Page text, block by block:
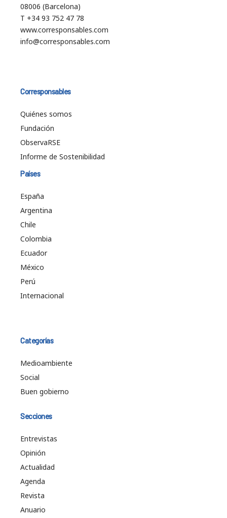
08006 (Barcelona)
T +34 93 752 47 78
www.corresponsables.com
info@corresponsables.com
Corresponsables
Quiénes somos
Fundación
ObservaRSE
Informe de Sostenibilidad
Países
España
Argentina
Chile
Colombia
Ecuador
México
Perú
Internacional
Categorías
Medioambiente
Social
Buen gobierno
Secciones
Entrevistas
Opinión
Actualidad
Agenda
Revista
Anuario